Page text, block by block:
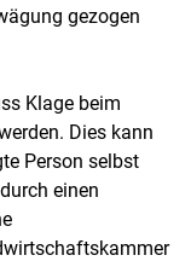
gezogen
Klage beim
Dies kann
Person selbst
einen